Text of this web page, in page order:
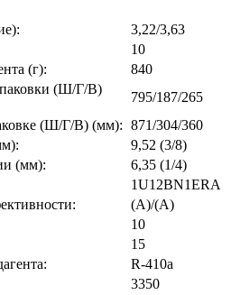
3,22/3,63
10
(г):
840
(Ш/Г/В)
795/187/265
(Ш/Г/В) (мм): 871/304/360
9,52 (3/8)
(мм):
6,35 (1/4)
1U12BN1ERA
(A)/(A)
10
15
R-410a
3350